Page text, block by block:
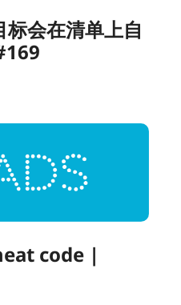
会在清单上自
code |